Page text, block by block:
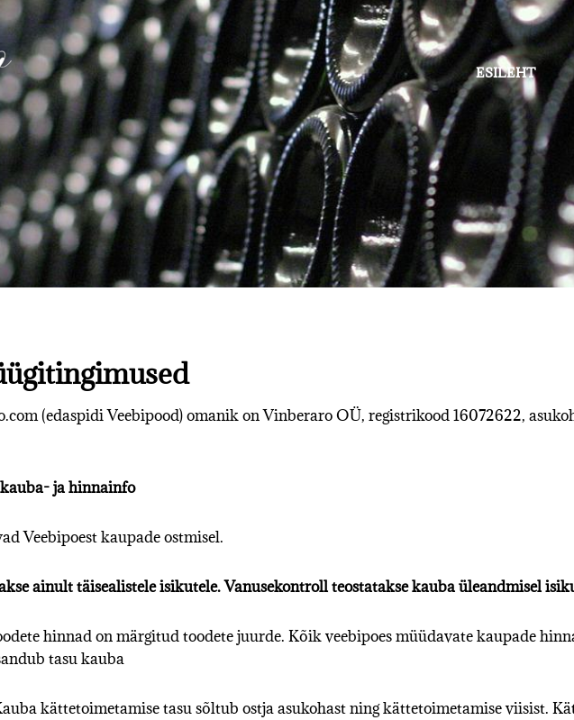
ESILEHT
(edaspidi Veebipood) omanik on Vinberaro OÜ, registrikood 16072622,
ja hinnainfo
Veebipoest kaupade ostmisel.
ainult täisealistele isikutele. Vanusekontroll teostatakse kauba üleandmisel
hinnad on märgitud toodete juurde. Kõik veebipoes müüdavate kaupade
tasu kauba
kättetoimetamise tasu sõltub ostja asukohast ning kättetoimetamise viisist.